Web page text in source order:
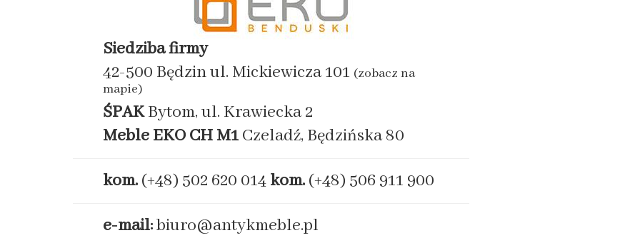
Siedziba firmy
42-500 Będzin ul. Mickiewicza 101 (zobacz na
mapie)
ŚPAKBytom, ul. Krawiecka 2
Meble EKO CH M1Czeladź, Będzińska 80
kom. (+48) 502 620 014 kom. (+48) 506 911 900
e-mail:biuro@antykmeble.pl